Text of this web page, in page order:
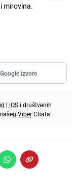
mirovina.
izvore
| iOS i društvenih
ViberChata.